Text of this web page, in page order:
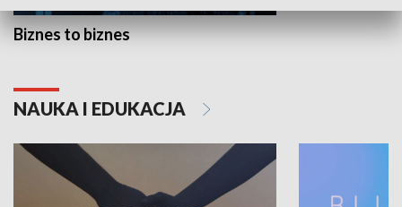
Biznes to biznes
NAUKA I EDUKACJA